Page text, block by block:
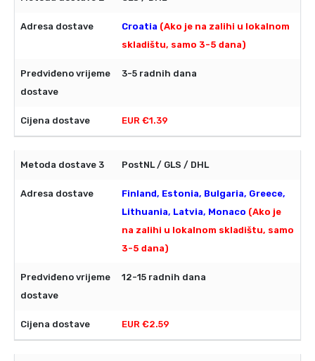
Croatia (Ako je na zalihi u lokalnom
skladištu, samo 3-5 dana)
3-5 radnih dana
EUR €1.39
PostNL / GLS / DHL
Finland, Estonia, Bulgaria, Greece,
Lithuania, Latvia, Monaco (Ako je
na zalihi u lokalnom skladištu, samo
3-5 dana)
12-15 radnih dana
EUR €2.59